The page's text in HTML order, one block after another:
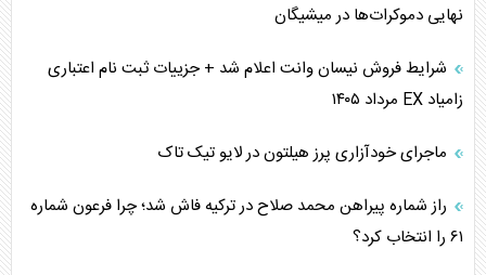
برنامه هفتم توسعه در نقطه کور سیاستگذاری
کنوانسیون دریای خزر در راستای منافع ملی است؟
نهایی دموکرات‌ها در میشیگان
شرایط فروش نیسان وانت اعلام شد + جزییات ثبت نام اعتباری
زامیاد EX مرداد ۱۴۰۵
ماجرای خودآزاری پرز هیلتون در لایو تیک تاک
راز شماره پیراهن محمد صلاح در ترکیه فاش شد؛ چرا فرعون شماره
۶۱ را انتخاب کرد؟